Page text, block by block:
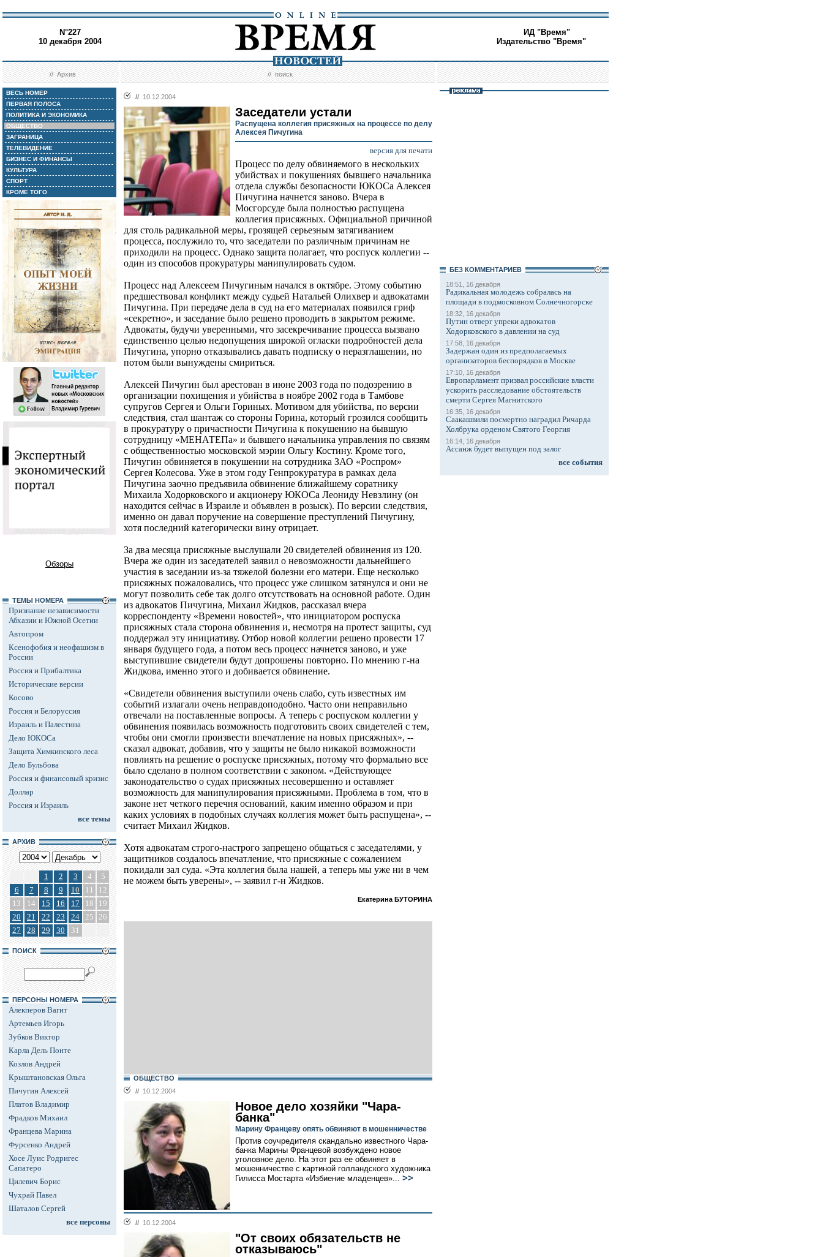
N°227
10 декабря 2004
ИД "Время"
Издательство "Время"
//Архив //поиск
ВЕСЬ НОМЕР
ПЕРВАЯ ПОЛОСА
ПОЛИТИКА И ЭКОНОМИКА
ОБЩЕСТВО
ЗАГРАНИЦА
ТЕЛЕВИДЕНИЕ
БИЗНЕС И ФИНАНСЫ
КУЛЬТУРА
СПОРТ
КРОМЕ ТОГО
Обзоры
ТЕМЫ НОМЕРА
Признание независимости
Абхазии и Южной Осетии
Автопром
Ксенофобия и неофашизм в
России
Россия и Прибалтика
Исторические версии
Косово
Россия и Белоруссия
Израиль и Палестина
Дело ЮКОСа
Защита Химкинского леса
Дело Бульбова
Россия и финансовый кризис
Доллар
Россия и Израиль
все темы
АРХИВ
1 2 3 4
5
6
7 8 9 10 11
12
13
14 15 16 17 18
19
20
21 22 23 24 25 26
27
28 29 30 31
ПОИСК
ПЕРСОНЫ НОМЕРА
Алекперов Вагит
Артемьев Игорь
Зубков Виктор
Карла Дель Понте
Козлов Андрей
Крыштановская Ольга
Пичугин Алексей
Платов Владимир
Фрадков Михаил
Францева Марина
Фурсенко Андрей
Хосе Луис Родригес
Сапатеро
Цилевич Борис
Чухрай Павел
Шаталов Сергей
все персоны
// 10.12.2004
Заседатели устали
Распущена коллегия присяжных на процессе по делу
Алексея Пичугина
версия для печати
Процесс по делу обвиняемого в нескольких
убийствах и покушениях бывшего начальника
отдела службы безопасности ЮКОСа Алексея
Пичугина начнется заново. Вчера в
Мосгорсуде была полностью распущена
коллегия присяжных. Официальной причиной
для столь радикальной меры, грозящей серьезным затягиванием
процесса, послужило то, что заседатели по различным причинам не
приходили на процесс. Однако защита полагает, что роспуск коллегии --
один из способов прокуратуры манипулировать судом.
Процесс над Алексеем Пичугиным начался в октябре. Этому событию
предшествовал конфликт между судьей Натальей Олихвер и адвокатами
Пичугина. При передаче дела в суд на его материалах появился гриф
«секретно», и заседание было решено проводить в закрытом режиме.
Адвокаты, будучи уверенными, что засекречивание процесса вызвано
единственно целью недопущения широкой огласки подробностей дела
Пичугина, упорно отказывались давать подписку о неразглашении, но
потом были вынуждены смириться.
Алексей Пичугин был арестован в июне 2003 года по подозрению в
организации похищения и убийства в ноябре 2002 года в Тамбове
супругов Сергея и Ольги Гориных. Мотивом для убийства, по версии
следствия, стал шантаж со стороны Горина, который грозился сообщить
в прокуратуру о причастности Пичугина к покушению на бывшую
сотрудницу «МЕНАТЕПа» и бывшего начальника управления по связям
с общественностью московской мэрии Ольгу Костину. Кроме того,
Пичугин обвиняется в покушении на сотрудника ЗАО «Роспром»
Сергея Колесова. Уже в этом году Генпрокуратура в рамках дела
Пичугина заочно предъявила обвинение ближайшему соратнику
Михаила Ходорковского и акционеру ЮКОСа Леониду Невзлину (он
находится сейчас в Израиле и объявлен в розыск). По версии следствия,
именно он давал поручение на совершение преступлений Пичугину,
хотя последний категорически вину отрицает.
За два месяца присяжные выслушали 20 свидетелей обвинения из 120.
Вчера же один из заседателей заявил о невозможности дальнейшего
участия в заседании из-за тяжелой болезни его матери. Еще несколько
присяжных пожаловались, что процесс уже слишком затянулся и они не
могут позволить себе так долго отсутствовать на основной работе. Один
из адвокатов Пичугина, Михаил Жидков, рассказал вчера
корреспонденту «Времени новостей», что инициатором роспуска
присяжных стала сторона обвинения и, несмотря на протест защиты, суд
поддержал эту инициативу. Отбор новой коллегии решено провести 17
января будущего года, а потом весь процесс начнется заново, и уже
выступившие свидетели будут допрошены повторно. По мнению г-на
Жидкова, именно этого и добивается обвинение.
«Свидетели обвинения выступили очень слабо, суть известных им
событий излагали очень неправдоподобно. Часто они неправильно
отвечали на поставленные вопросы. А теперь с роспуском коллегии у
обвинения появилась возможность подготовить своих свидетелей с тем,
чтобы они смогли произвести впечатление на новых присяжных», --
сказал адвокат, добавив, что у защиты не было никакой возможности
повлиять на решение о роспуске присяжных, потому что формально все
было сделано в полном соответствии с законом. «Действующее
законодательство о судах присяжных несовершенно и оставляет
возможность для манипулирования присяжными. Проблема в том, что в
законе нет четкого перечня оснований, каким именно образом и при
каких условиях в подобных случаях коллегия может быть распущена», --
считает Михаил Жидков.
Хотя адвокатам строго-настрого запрещено общаться с заседателями, у
защитников создалось впечатление, что присяжные с сожалением
покидали зал суда. «Эта коллегия была нашей, а теперь мы уже ни в чем
не можем быть уверены», -- заявил г-н Жидков.
Екатерина БУТОРИНА
ОБЩЕСТВО
// 10.12.2004
Новое дело хозяйки "Чара-
банка"
Марину Францеву опять обвиняют в мошенничестве
Против соучредителя скандально известного Чара-
банка Марины Францевой возбуждено новое
уголовное дело. На этот раз ее обвиняет в
мошенничестве с картиной голландского художника
Гилисса Мостарта «Избиение младенцев»... >>
// 10.12.2004
"От своих обязательств не
отказываюсь"
БЕЗ КОМMЕНТАРИЕВ
18:51, 16 декабря
Радикальная молодежь собралась на
площади в подмосковном Солнечногорске
18:32, 16 декабря
Путин отверг упреки адвокатов
Ходорковского в давлении на суд
17:58, 16 декабря
Задержан один из предполагаемых
организаторов беспорядков в Москве
17:10, 16 декабря
Европарламент призвал российские власти
ускорить расследование обстоятельств
смерти Сергея Магнитского
16:35, 16 декабря
Саакашвили посмертно наградил Ричарда
Холбрука орденом Святого Георгия
16:14, 16 декабря
Ассанж будет выпущен под залог
все события